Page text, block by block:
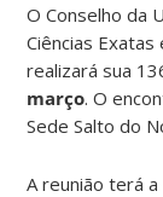
O Conselho da
Ciências Exatas
realizará sua
março. O
Sede Salto do
A reunião terá